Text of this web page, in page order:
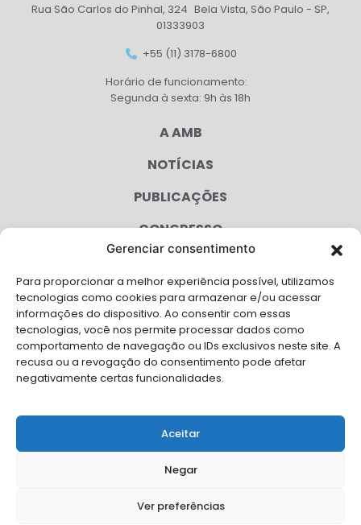
Gerenciar consentimento
Para proporcionar a melhor experiência possível, utilizamos
tecnologias como cookies para armazenar e/ou acessar
informações do dispositivo. Ao consentir com essas
tecnologias, você nos permite processar dados como
comportamento de navegação ou IDs exclusivos neste site. A
recusa ou a revogação do consentimento pode afetar
negativamente certas funcionalidades.
Aceitar
Negar
Ver preferências
Rua São Carlos do Pinhal, 324 Bela Vista, São Paulo - SP,
01333903
+55 (11) 3178-6800
Horário de funcionamento:
Segunda à sexta: 9h às 18h
A AMB
NOTÍCIAS
PUBLICAÇÕES
CONGRESSO
CAMPANHAS
SERVIÇOS
FILIADAS
FALE CONOSCO
Solicite Apoio Institucional da AMB para o seu evento